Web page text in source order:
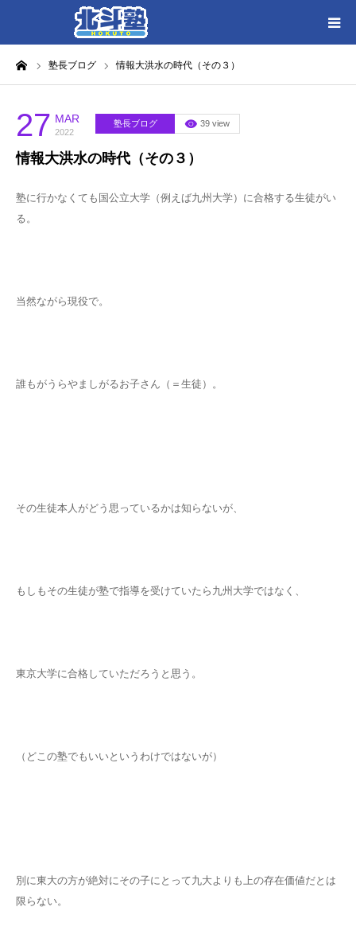
塾長ブログ 情報大洪水の時代（その３）
27 MAR
2022
塾長ブログ 39 view
情報大洪水の時代（その３）
塾に行かなくても国公立大学（例えば九州大学）に合格する生徒がい
る。
当然ながら現役で。
誰もがうらやましがるお子さん（＝生徒）。
その生徒本人がどう思っているかは知らないが、
もしもその生徒が塾で指導を受けていたら九州大学ではなく、
東京大学に合格していただろうと思う。
（どこの塾でもいいというわけではないが）
別に東大の方が絶対にその子にとって九大よりも上の存在価値だとは
限らない。
HOME
各教室別に記事を見る
北斗塾／教室一覧
お問い合わせ